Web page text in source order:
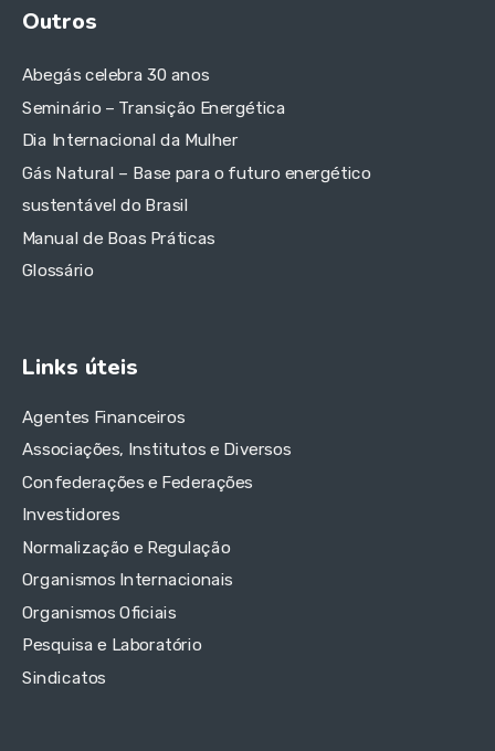
Outros
Abegás celebra 30 anos
Seminário – Transição Energética
Dia Internacional da Mulher
Gás Natural – Base para o futuro energético
sustentável do Brasil
Manual de Boas Práticas
Glossário
Links úteis
Agentes Financeiros
Associações, Institutos e Diversos
Confederações e Federações
Investidores
Normalização e Regulação
Organismos Internacionais
Organismos Oficiais
Pesquisa e Laboratório
Sindicatos